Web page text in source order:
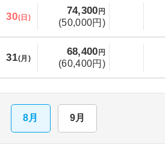
30(日)
74,300 円
(50,000円)
31(月)
68,400 円
(60,400円)
8月 9月